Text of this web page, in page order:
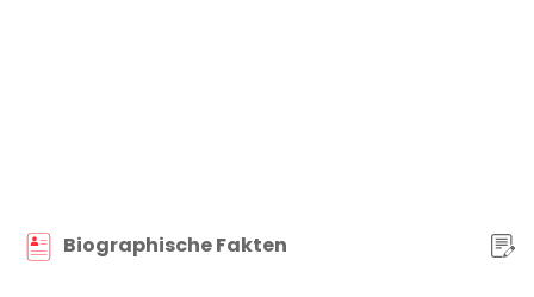
Biographische Fakten